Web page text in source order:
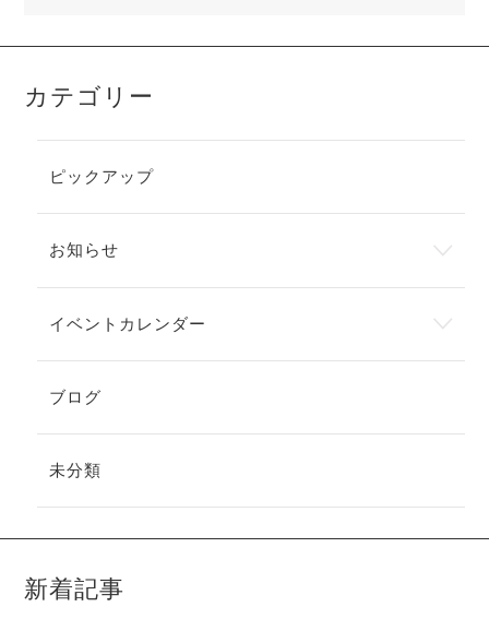
カテゴリー
ピックアップ
お知らせ
イベントカレンダー
ブログ
未分類
新着記事